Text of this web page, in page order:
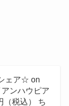
ェア☆ on
ンハウピア
税込） ち